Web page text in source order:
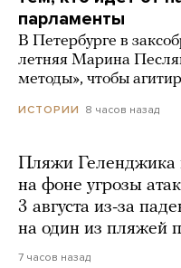
парламенты
В Петербурге в
летняя Марина
методы», чтобы
ИСТОРИИ 8 часов назад
Пляжи Геленджика
на фоне угрозы
3 августа из-за
на один из пляжей
7 часов назад